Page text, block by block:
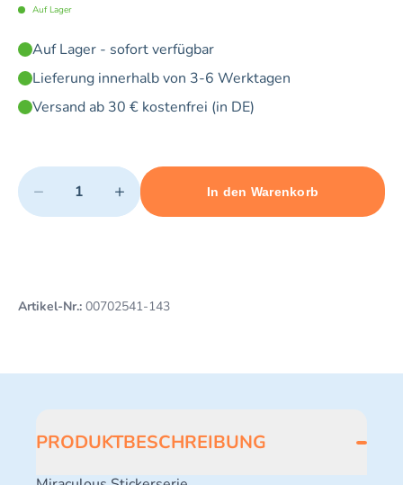
Auf Lager
Auf Lager - sofort verfügbar
Lieferung innerhalb von 3-6 Werktagen
Versand ab 30 € kostenfrei (in DE)
Quantity
− +
Minimum quantity: 1 Maximum quantity: 5
In den Warenkorb
Add 1 item to cart
Artikel-Nr.: 00702541-143
PRODUKTBESCHREIBUNG